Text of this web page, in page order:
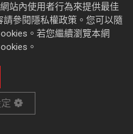
站內使用者行為來提供最佳
參閱隱私權政策。您可以隨
。若您繼續瀏覽本網
。